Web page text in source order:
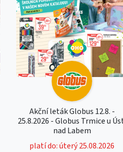
Akční leták Globus 12.8. -
25.8.2026 - Globus Trmice u
nad Labem
platí do: úterý 25.08.2026